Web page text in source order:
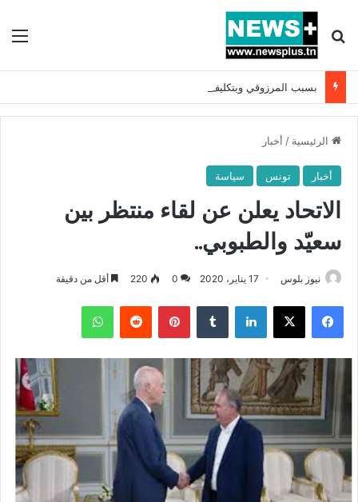
بحث عن
الرئيسية / أخبار
أخبار تونس سياسة
الاتحاد يعلن عن لقاء منتظر بين
سعيّد والطبوبي..
نيوز بلوس 17 يناير، 2020 0
220 أقل من دقيقة
فيسبوك X لينكدإن بينتيريست واتساب